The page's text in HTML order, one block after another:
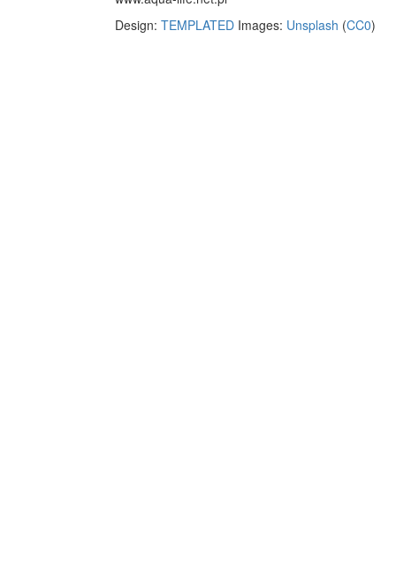
Design: TEMPLATED Images: Unsplash (CC0)